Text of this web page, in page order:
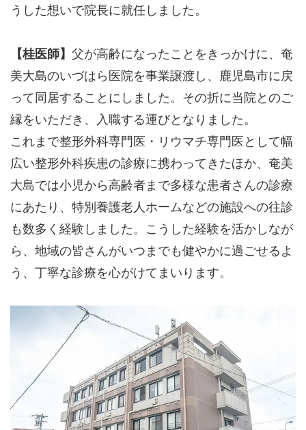
うした想いで院長に就任しました。
【桂医師】 父が高齢になったことをきっかけに、奄
美大島のいづはら医院を事業譲渡し、鹿児島市に戻
って同居することにしました。その折に当院とのご
縁をいただき、入職する運びとなりました。
これまで整形外科専門医・リウマチ専門医として幅
広い整形外科疾患の診療に携わってきたほか、奄美
大島では小児から高齢者まで多様な患者さんの診療
にあたり、特別養護老人ホームなどの施設への往診
も数多く経験しました。こうした経験を活かしなが
ら、地域の皆さんがいつまでも健やかに過ごせるよ
う、丁寧な診療を心がけてまいります。